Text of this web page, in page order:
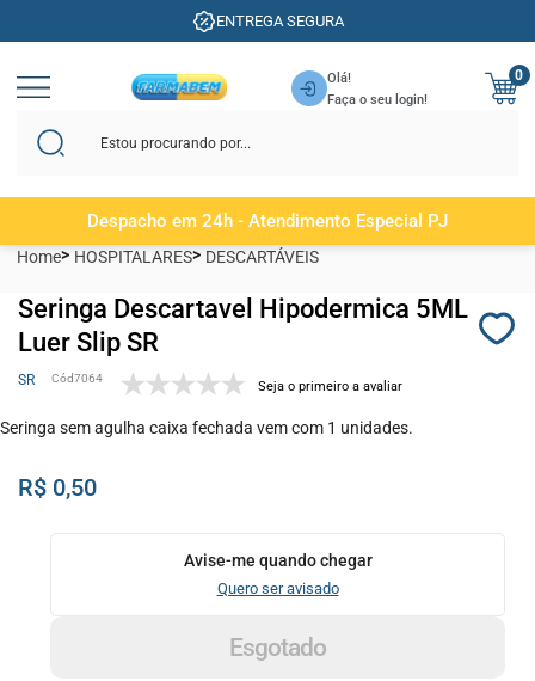
ENTREGA SEGURA
Olá!
Faça o seu login!
0
Despacho em 24h - Atendimento Especial PJ
Home HOSPITALARES DESCARTÁVEIS
Seringa Descartavel Hipodermica 5ML
Luer Slip SR
SR 7064 Seja o primeiro a avaliar
Seringa sem agulha caixa fechada vem com 1 unidades.
R$ 0,50
Esgotado
Avise-me quando chegar
Quero ser avisado